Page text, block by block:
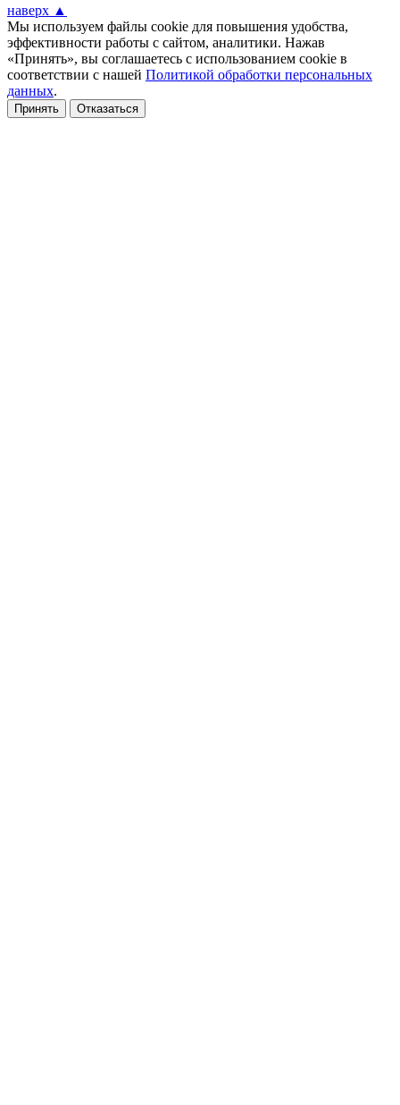
наверх ▲
Мы используем файлы cookie для повышения удобства,
эффективности работы с сайтом, аналитики. Нажав
«Принять», вы соглашаетесь с использованием cookie в
соответствии с нашей Политикой обработки персональных
данных.
Принять Отказаться